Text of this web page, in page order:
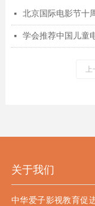
넷
넷
关于我们
中华爱子影视教育促